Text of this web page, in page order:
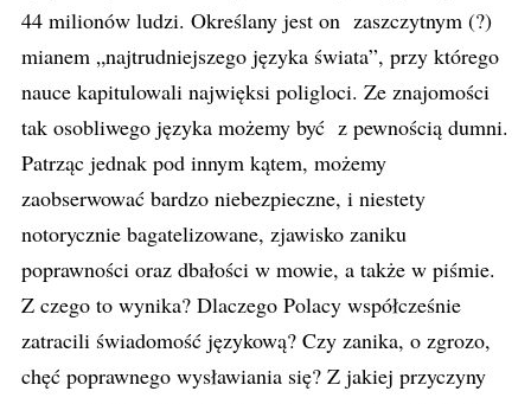
44 milionów ludzi. Określany jest on zaszczytnym (?)
mianem „najtrudniejszego języka świata”, przy którego
nauce kapitulowali najwięksi poligloci. Ze znajomości
tak osobliwego języka możemy być z pewnością dumni.
Patrząc jednak pod innym kątem, możemy
zaobserwować bardzo niebezpieczne, i niestety
notorycznie bagatelizowane, zjawisko zaniku
poprawności oraz dbałości w mowie, a także w piśmie.
Z czego to wynika? Dlaczego Polacy współcześnie
zatracili świadomość językową? Czy zanika, o zgrozo,
chęć poprawnego wysławiania się? Z jakiej przyczyny